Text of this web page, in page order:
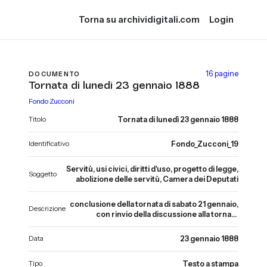
Torna su archividigitali.com Login
DOCUMENTO 16 pagine
Tornata di lunedì 23 gennaio 1888
Fondo Zucconi
Titolo Tornata di lunedì 23 gennaio 1888
Identificativo Fondo_Zucconi_19
Soggetto
Servitù, usi civici, diritti d'uso, progetto di legge,
abolizione delle servitù, Camera dei Deputati
Descrizione
conclusione della tornata di sabato 21 gennaio,
con rinvio della discussione alla tornata
Seguito della discussione sul disegno di legge
per l'abolizione delle servitù di pascere,
province ex-pontificie. Intervento dei deputati
Data 23 gennaio 1888
Tipo Testo a stampa